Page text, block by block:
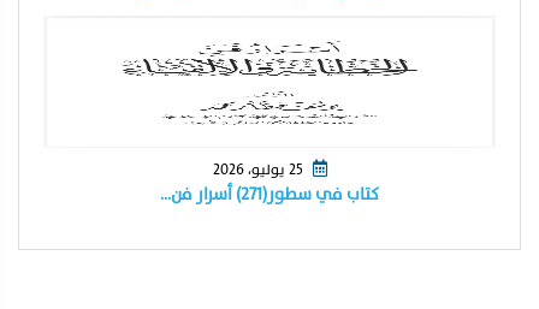
كتاب في سطور(٢٧١) أسرار فن…